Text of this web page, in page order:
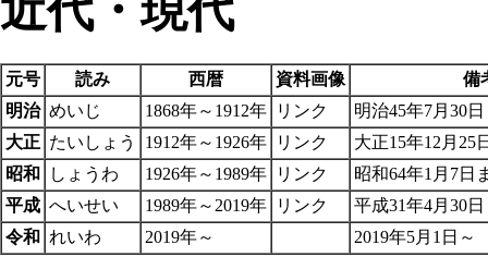
元号 読み 西暦 資料画像
備
明治 めいじ 1868年～1912年 リンク
明治45年7月30
大正 たいしょう 1912年～1926年 リンク
大正15年12月25
昭和
しょうわ 1926年～1989年 リンク
昭和64年1月7日
平成 へいせい 1989年～2019年 リンク
平成31年4月30
令和 れいわ 2019年～ 2019年5月1日